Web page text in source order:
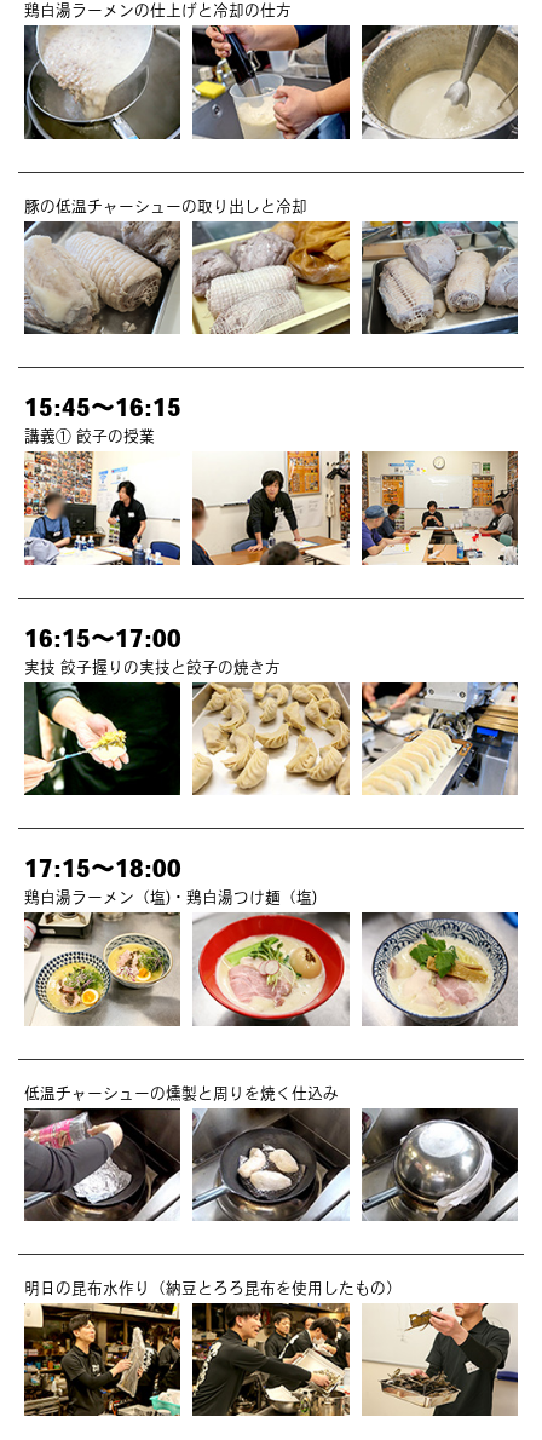
鶏白湯ラーメンの仕上げと冷却の仕方
豚の低温チャーシューの取り出しと冷却
15:45～16:15
講義① 餃子の授業
16:15～17:00
実技 餃子握りの実技と餃子の焼き方
17:15～18:00
鶏白湯ラーメン（塩)・鶏白湯つけ麺（塩)
低温チャーシューの燻製と周りを焼く仕込み
明日の昆布水作り（納豆とろろ昆布を使用したもの）